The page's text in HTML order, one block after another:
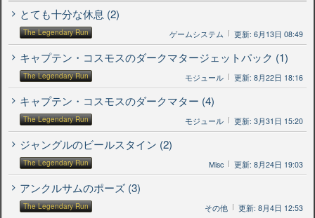
とても十分な休息 (2)
The Legendary Run ゲームシステム 更新: 6月13日 08:49
キャプテン・コスモスのダークマタージェットパック (1)
The Legendary Run モジュール 更新: 8月22日 18:16
キャプテン・コスモスのダークマター (4)
The Legendary Run モジュール 更新: 3月31日 15:20
ジャングルのビールスタイン (2)
The Legendary Run Misc 更新: 8月24日 19:03
アンクルサムのポーズ (3)
The Legendary Run その他 更新: 8月4日 12:53